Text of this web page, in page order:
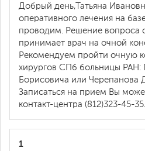
Добрый день,Татьяна
оперативного лечения на
проводим. Решение вопроса
принимает врач на очной
Рекомендуем пройти очную
хирургов СПб больницы РАН:
Борисовича или Черепанова
Записаться на прием Вы
контакт-центра (812)323-45-35.
1